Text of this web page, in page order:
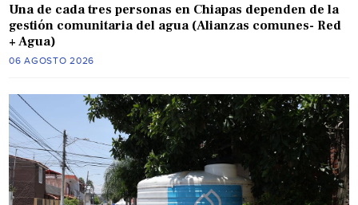
Una de cada tres personas en Chiapas dependen de la
gestión comunitaria del agua (Alianzas comunes- Red
+ Agua)
06 AGOSTO 2026